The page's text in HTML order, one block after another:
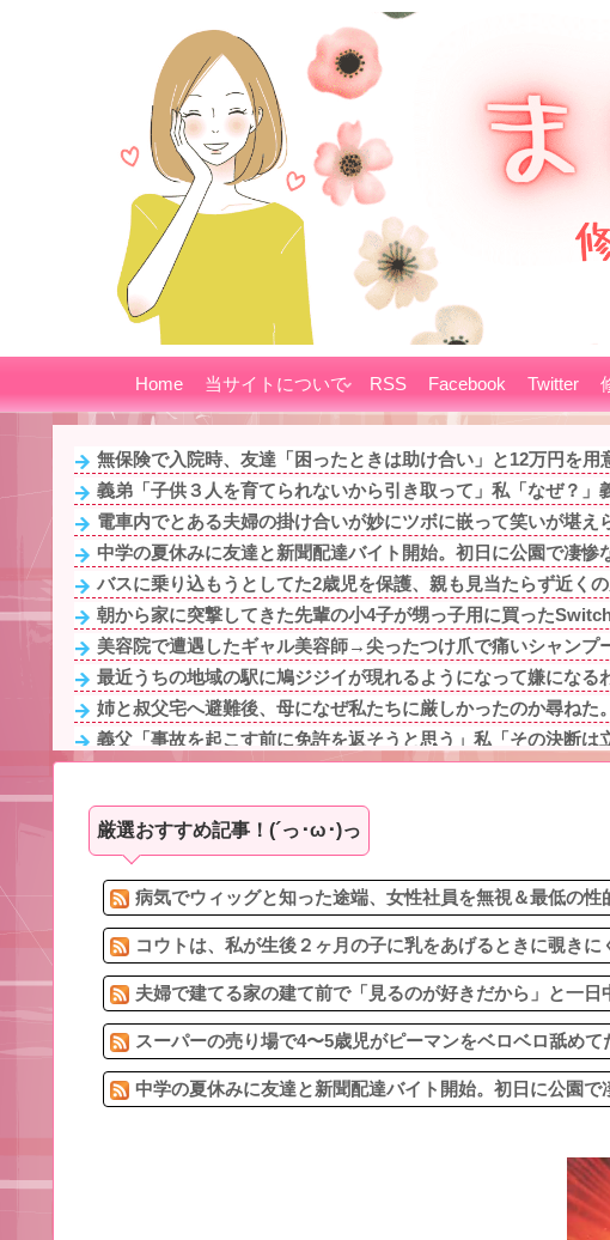
Home 当サイトについて RSS Facebook Twitter
無保険で入院時、友達「困ったときは助け合い」と12万円を
義弟「子供３人を育てられないから引き取って」私「なぜ？」
電車内でとある夫婦の掛け合いが妙にツボに嵌って笑いが堪え
中学の夏休みに友達と新聞配達バイト開始。初日に公園で凄惨
バスに乗り込もうとしてた2歳児を保護、親も見当たらず近く
朝から家に突撃してきた先輩の小4子が甥っ子用に買った
美容院で遭遇したギャル美容師→尖ったつけ爪で痛いシャンプ
最近うちの地域の駅に鳩ジジイが現れるようになって嫌になる
姉と叔父宅へ避難後、母になぜ私たちに厳しかったのか尋ねた
義父「事故を起こす前に免許を返そうと思う」私「その決断
酢豚が大好きで、レシピ通りちゃんと計量して作ったら美味か
1/2私「お義母さんには困るのよね…」夫「ママを馬鹿にするな
好きな野球選手をテレビで見てたら、夫が「それはウワキだ！
酷いことをされた、言われた人に謝罪されて許せますか？
厳選おすすめ記事！(´っ･ω･)っ
病気でウィッグと知った途端、女性社員を無視＆最低の
コウトは、私が生後２ヶ月の子に乳をあげるときに覗き
夫婦で建てる家の建て前で「見るのが好きだから」と一
スーパーの売り場で4〜5歳児がピーマンをベロベロ舐め
中学の夏休みに友達と新聞配達バイト開始。初日に公園